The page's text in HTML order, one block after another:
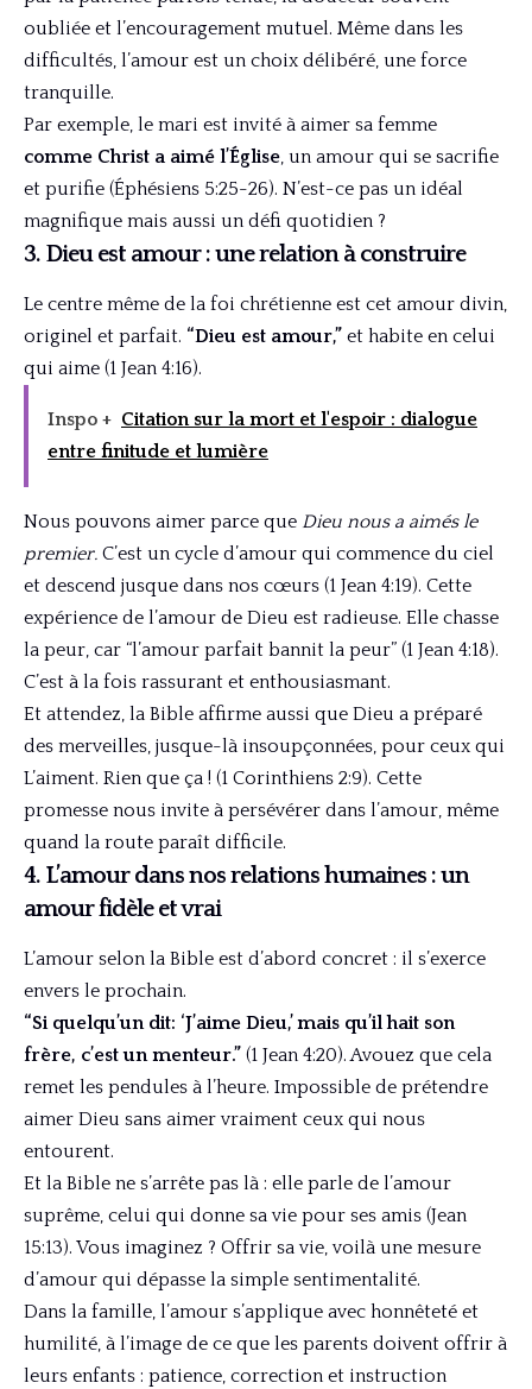
oubliée et l’encouragement mutuel. Même dans les
difficultés, l’amour est un choix délibéré, une force
tranquille.
Par exemple, le mari est invité à aimer sa femme
comme Christ a aimé l’Église, un amour qui se sacrifie
et purifie (Éphésiens 5:25-26). N’est-ce pas un idéal
magnifique mais aussi un défi quotidien ?
3. Dieu est amour : une relation à construire
Le centre même de la foi chrétienne est cet amour divin,
originel et parfait. “Dieu est amour,” et habite en celui
qui aime (1 Jean 4:16).
Inspo + Citation sur la mort et l'espoir : dialogue
entre finitude et lumière
Nous pouvons aimer parce que Dieu nous a aimés le
premier. C’est un cycle d’amour qui commence du ciel
et descend jusque dans nos cœurs (1 Jean 4:19). Cette
expérience de l’amour de Dieu est radieuse. Elle chasse
la peur, car “l’amour parfait bannit la peur” (1 Jean 4:18).
C’est à la fois rassurant et enthousiasmant.
Et attendez, la Bible affirme aussi que Dieu a préparé
des merveilles, jusque-là insoupçonnées, pour ceux qui
L’aiment. Rien que ça ! (1 Corinthiens 2:9). Cette
promesse nous invite à persévérer dans l’amour, même
quand la route paraît difficile.
4. L’amour dans nos relations humaines : un
amour fidèle et vrai
L’amour selon la Bible est d’abord concret : il s’exerce
envers le prochain.
“Si quelqu’un dit: ‘J’aime Dieu,’ mais qu’il hait son
frère, c’est un menteur.” (1 Jean 4:20). Avouez que cela
remet les pendules à l’heure. Impossible de prétendre
aimer Dieu sans aimer vraiment ceux qui nous
entourent.
Et la Bible ne s’arrête pas là : elle parle de l’amour
suprême, celui qui donne sa vie pour ses amis (Jean
15:13). Vous imaginez ? Offrir sa vie, voilà une mesure
d’amour qui dépasse la simple sentimentalité.
Dans la famille, l’amour s’applique avec honnêteté et
humilité, à l’image de ce que les parents doivent offrir à
leurs enfants : patience, correction et instruction